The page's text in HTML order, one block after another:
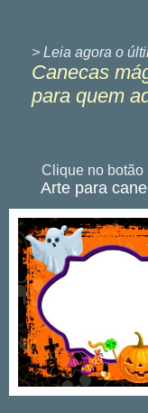
> Leia agora o
Canecas
para quem
Clique no
Arte para